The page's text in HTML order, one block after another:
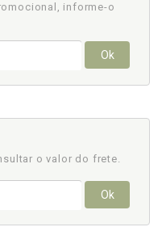
informe-o
Ok
o valor do frete.
Ok